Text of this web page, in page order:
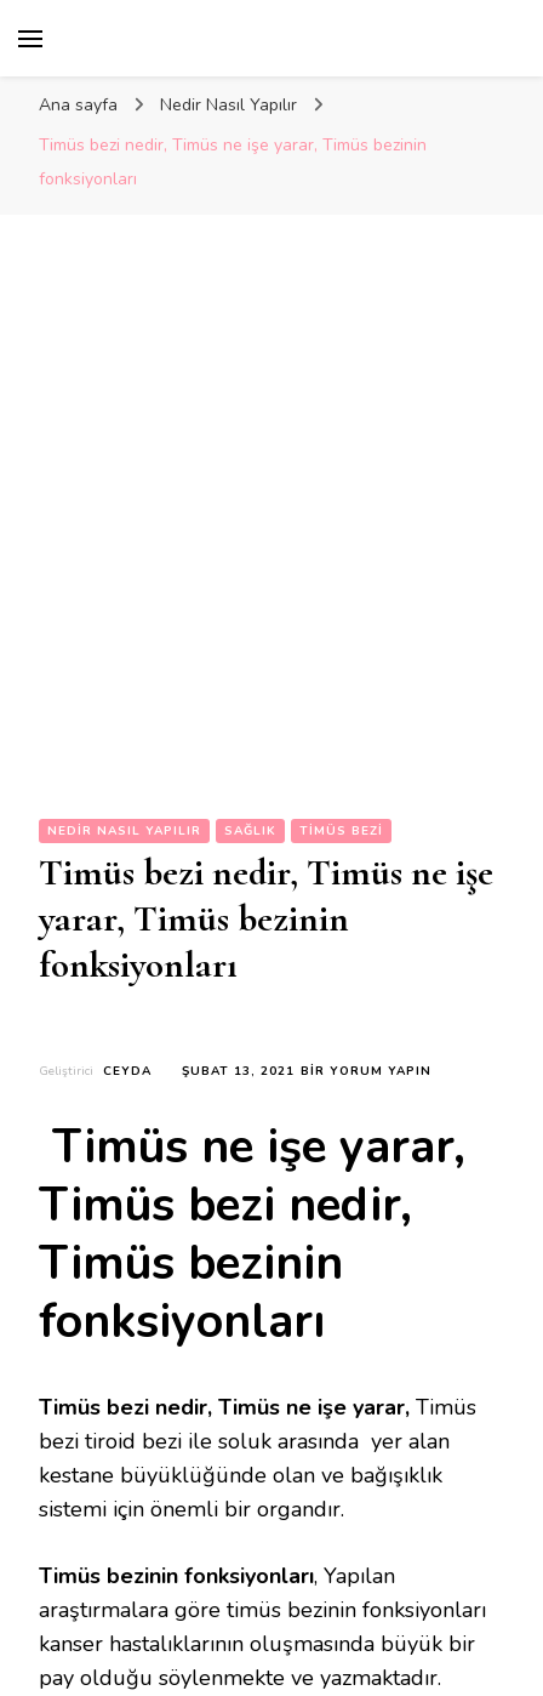
Ana sayfa
Nedir Nasıl Yapılır
Timüs bezi nedir, Timüs ne işe yarar, Timüs bezinin
fonksiyonları
NEDIR NASIL YAPILIR SAĞLIK TIMÜS BEZI
Timüs bezi nedir, Timüs ne işe
yarar, Timüs bezinin
fonksiyonları
Geliştirici CEYDA ŞUBAT 13, 2021 TIMÜS
TIMÜS
NE
YARAR,
TIMÜS
BEZININ
FONKSIYONLARI
BIR YORUM YAPIN
Timüs ne işe yarar,
Timüs bezi nedir,
Timüs bezinin
fonksiyonları
Timüs bezi nedir, Timüs ne işe yarar, Timüs
bezi tiroid bezi ile soluk arasında yer alan
kestane büyüklüğünde olan ve bağışıklık
sistemi için önemli bir organdır.
Timüs bezinin fonksiyonları, Yapılan
araştırmalara göre timüs bezinin fonksiyonları
kanser hastalıklarının oluşmasında büyük bir
pay olduğu söylenmekte ve yazmaktadır.